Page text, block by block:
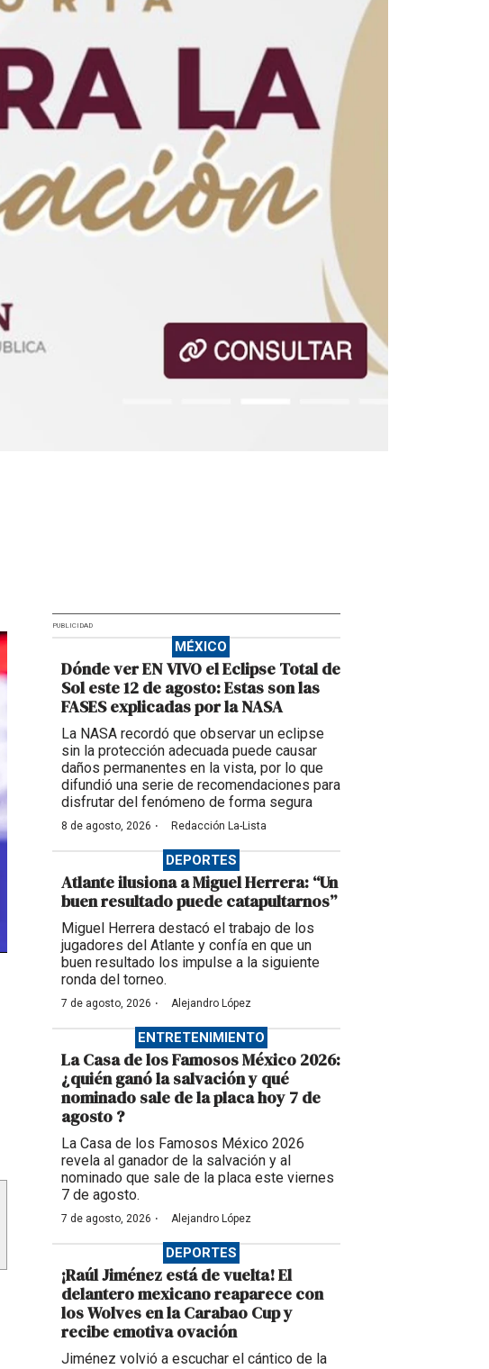
PUBLICIDAD
MÉXICO
Dónde ver EN VIVO el Eclipse Total de
Sol este 12 de agosto: Estas son las
FASES explicadas por la NASA
La NASA recordó que observar un eclipse
sin la protección adecuada puede causar
daños permanentes en la vista, por lo que
difundió una serie de recomendaciones para
disfrutar del fenómeno de forma segura
8 de agosto, 2026 · Redacción La-Lista
DEPORTES
Atlante ilusiona a Miguel Herrera: “Un
buen resultado puede catapultarnos”
Miguel Herrera destacó el trabajo de los
jugadores del Atlante y confía en que un
buen resultado los impulse a la siguiente
ronda del torneo.
7 de agosto, 2026 · Alejandro López
ENTRETENIMIENTO
La Casa de los Famosos México 2026:
¿quién ganó la salvación y qué
nominado sale de la placa hoy 7 de
agosto ?
La Casa de los Famosos México 2026
revela al ganador de la salvación y al
nominado que sale de la placa este viernes
7 de agosto.
7 de agosto, 2026 · Alejandro López
DEPORTES
¡Raúl Jiménez está de vuelta! El
delantero mexicano reaparece con
los Wolves en la Carabao Cup y
recibe emotiva ovación
Jiménez volvió a escuchar el cántico de la